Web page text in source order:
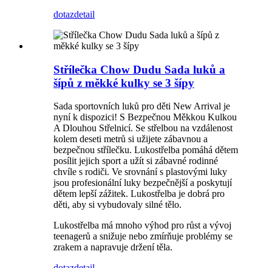
dotazdetail
Střílečka Chow Dudu Sada luků a
šípů z měkké kulky se 3 šípy
Sada sportovních luků pro děti New Arrival je
nyní k dispozici! S Bezpečnou Měkkou Kulkou
A Dlouhou Střelnicí. Se střelbou na vzdálenost
kolem deseti metrů si užijete zábavnou a
bezpečnou střílečku. Lukostřelba pomáhá dětem
posílit jejich sport a užít si zábavné rodinné
chvíle s rodiči. Ve srovnání s plastovými luky
jsou profesionální luky bezpečnější a poskytují
dětem lepší zážitek. Lukostřelba je dobrá pro
děti, aby si vybudovaly silné tělo.
Lukostřelba má mnoho výhod pro růst a vývoj
teenagerů a snižuje nebo zmírňuje problémy se
zrakem a napravuje držení těla.